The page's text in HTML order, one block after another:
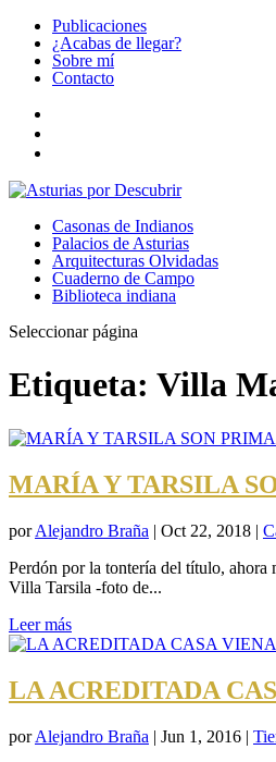
Publicaciones
¿Acabas de llegar?
Sobre mí
Contacto
Casonas de Indianos
Palacios de Asturias
Arquitecturas Olvidadas
Cuaderno de Campo
Biblioteca indiana
Seleccionar página
Etiqueta: Villa
MARÍA Y TARSILA
porAlejandro Braña | Oct 22, 2018 |
Perdón por la tontería del título,
Villa Tarsila -foto de...
Leer más
LA ACREDITADA
porAlejandro Braña | Jun 1, 2016 |